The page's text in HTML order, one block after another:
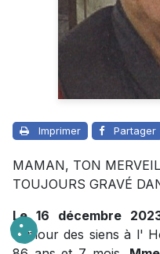
Imprimer Partager
MAMAN, TON
TOUJOURS GRAVÉ
Le 16 décembre
l'amour des siens à l'